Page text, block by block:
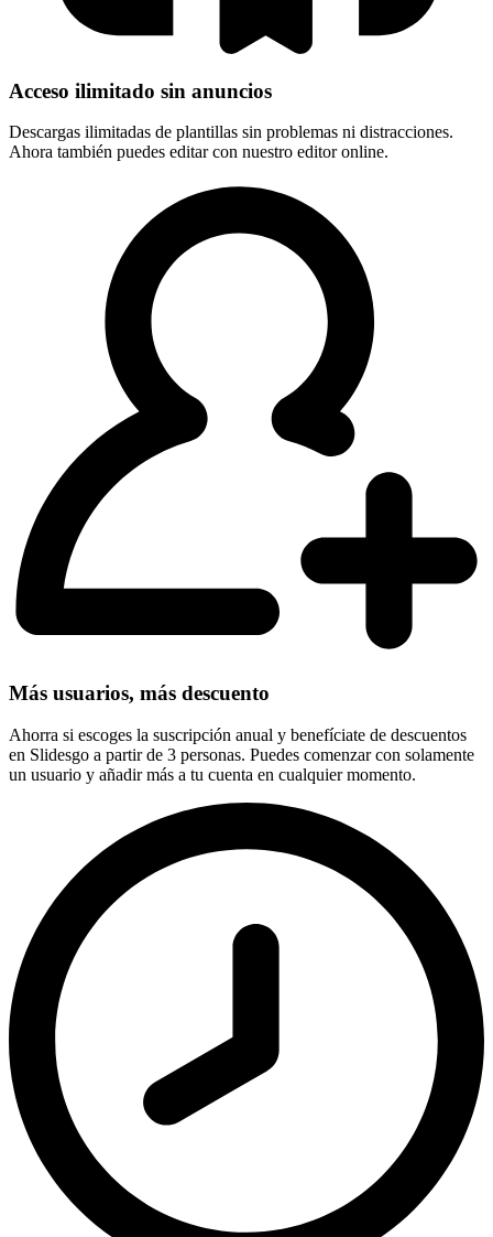
Acceso ilimitado sin anuncios
Descargas ilimitadas de plantillas sin problemas ni distracciones.
Ahora también puedes editar con nuestro editor online.
Más usuarios, más descuento
Ahorra si escoges la suscripción anual y benefíciate de descuentos
en Slidesgo a partir de 3 personas. Puedes comenzar con solamente
un usuario y añadir más a tu cuenta en cualquier momento.